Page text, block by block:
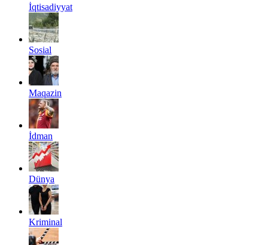
İqtisadiyyat
Sosial
Maqazin
İdman
Dünya
Kriminal